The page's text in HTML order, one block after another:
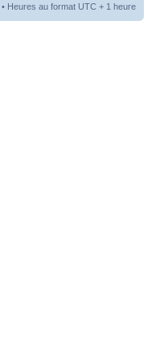
• Heures au format UTC + 1 heure